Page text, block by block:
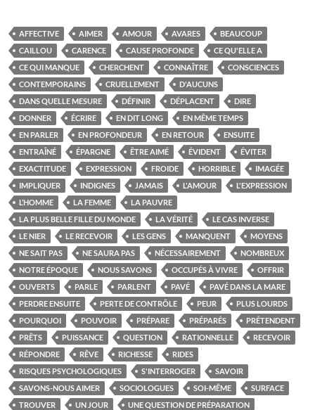
AFFECTIVE AIMER AMOUR AVARES
BEAUCOUP
CAILLOU
CARENCE CAUSE PROFONDE
CE QU'ELLE A
CE QUI MANQUE
CHERCHENT CONNAÎTRE
CONSCIENCES
CONTEMPORAINS
CRUELLEMENT
D'AUCUNS
DANS QUELLE MESURE
DÉFINIR DÉPLACENT
DIRE
DONNER
ÉCRIRE EN DIT LONG
EN MÊME TEMPS
EN PARLER
EN PROFONDEUR EN RETOUR
ENSUITE
ENTRAÎNÉ
ÉPARGNE ÊTRE AIMÉ ÉVIDENT
ÉVITER
EXACTITUDE
EXPRESSION FROIDE HORRIBLE
IMAGÉE
IMPLIQUER
INDIGNES JAMAIS L'AMOUR
L'EXPRESSION
L’HOMME
LA FEMME
LA PAUVRE
LA PLUS BELLE FILLE DU MONDE
LA VÉRITÉ
LE CAS INVERSE
LE NIER
LE RECEVOIR LES GENS MANQUENT
MOYENS
NE SAIT PAS
NE SAURA PAS NÉCESSAIREMENT
NOMBREUX
NOTRE ÉPOQUE
NOUS SAVONS OCCUPÉS À VIVRE
OFFRIR
OUVERTS
PARLE PARLENT PAVÉ
PAVÉ DANS LA MARE
PERDRE ENSUITE
PERTE DE CONTRÔLE PEUR
PLUS LOURDS
POURQUOI
POUVOIR PRÉPARE PRÉPARÉS
PRÉTENDENT
PRÊTS
PUISSANCE QUESTION RATIONNELLE
RECEVOIR
RÉPONDRE
RÊVE RICHESSE
RIDES
RISQUES PSYCHOLOGIQUES
S'INTERROGER
SAVOIR
SAVONS-NOUS AIMER
SOCIOLOGUES SOI-MÊME
SURFACE
TROUVER
UN JOUR
UNE QUESTION DE PRÉPARATION